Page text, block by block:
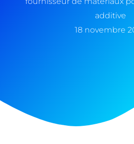
additive
18 novembre